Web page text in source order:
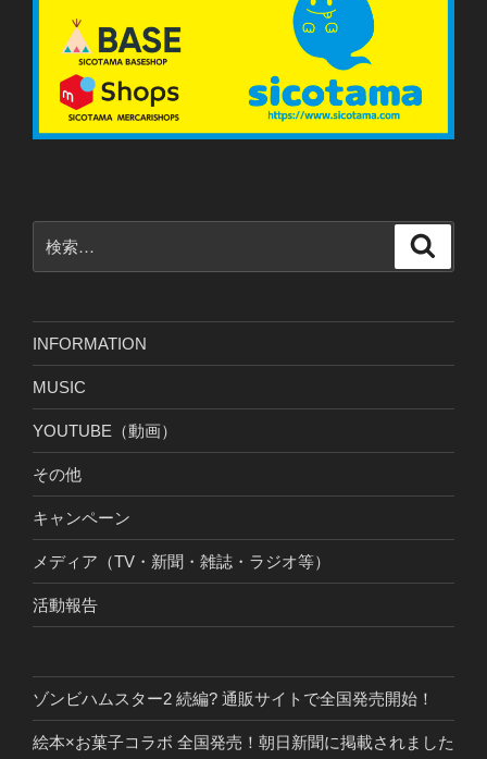
索:
INFORMATION
MUSIC
YOUTUBE（動画）
その他
キャンペーン
メディア（TV・新聞・雑誌・ラジオ等）
活動報告
ゾンビハムスター2 続編? 通販サイトで全国発売開始！
絵本×お菓子コラボ 全国発売！朝日新聞に掲載されました